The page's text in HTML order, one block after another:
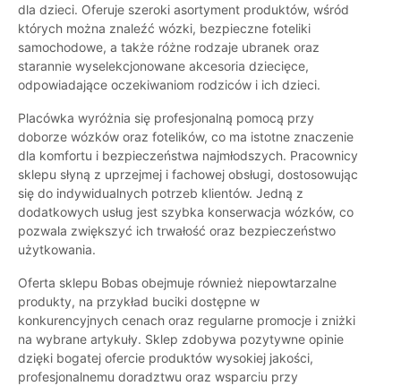
dla dzieci. Oferuje szeroki asortyment produktów, wśród
których można znaleźć wózki, bezpieczne foteliki
samochodowe, a także różne rodzaje ubranek oraz
starannie wyselekcjonowane akcesoria dziecięce,
odpowiadające oczekiwaniom rodziców i ich dzieci.
Placówka wyróżnia się profesjonalną pomocą przy
doborze wózków oraz fotelików, co ma istotne znaczenie
dla komfortu i bezpieczeństwa najmłodszych. Pracownicy
sklepu słyną z uprzejmej i fachowej obsługi, dostosowując
się do indywidualnych potrzeb klientów. Jedną z
dodatkowych usług jest szybka konserwacja wózków, co
pozwala zwiększyć ich trwałość oraz bezpieczeństwo
użytkowania.
Oferta sklepu Bobas obejmuje również niepowtarzalne
produkty, na przykład buciki dostępne w
konkurencyjnych cenach oraz regularne promocje i zniżki
na wybrane artykuły. Sklep zdobywa pozytywne opinie
dzięki bogatej ofercie produktów wysokiej jakości,
profesjonalnemu doradztwu oraz wsparciu przy